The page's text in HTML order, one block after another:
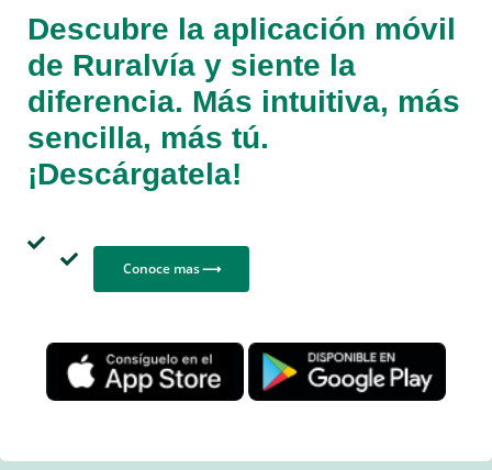
Descubre la aplicación móvil
de Ruralvía y siente la
diferencia. Más intuitiva, más
sencilla, más tú.
¡Descárgatela!
Conoce mas